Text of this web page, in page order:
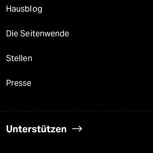
Hausblog
Die Seitenwende
Stellen
Presse
Unterstützen